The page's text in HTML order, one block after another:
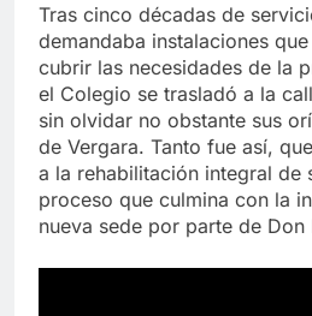
Tras cinco décadas de
demandaba instalaciones
cubrir las necesidades de la
el Colegio se trasladó a la
sin olvidar no obstante sus
de Vergara. Tanto fue así,
a la rehabilitación integral de
proceso que culmina con la
nueva sede por parte de Don